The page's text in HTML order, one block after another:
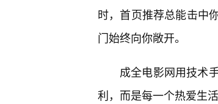
时，首页推荐总能击中
门始终向你敞开。
成全电影网用技术
利，而是每一个热爱生